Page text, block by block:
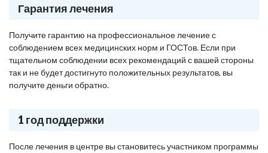
Гарантия лечения
Получите гарантию на профессиональное лечение с
соблюдением всех медицинских норм и ГОСТов. Если при
тщательном соблюдении всех рекомендаций с вашей стороны
так и не будет достигнуто положительных результатов, вы
получите деньги обратно.
1 год поддержки
После лечения в центре вы становитесь участником программы